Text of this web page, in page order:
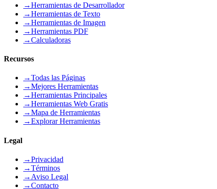
→Herramientas de Desarrollador
→Herramientas de Texto
→Herramientas de Imagen
→Herramientas PDF
→Calculadoras
Recursos
→Todas las Páginas
→Mejores Herramientas
→Herramientas Principales
→Herramientas Web Gratis
→Mapa de Herramientas
→Explorar Herramientas
Legal
→Privacidad
→Términos
→ Aviso Legal
→Contacto